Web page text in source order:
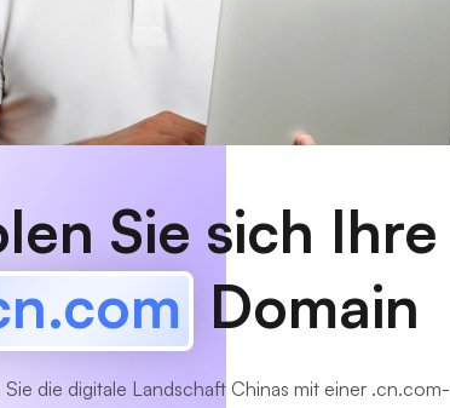
Sie sich Ihre
Domain
Sie die digitale Landschaft Chinas mit einer .cn.com-